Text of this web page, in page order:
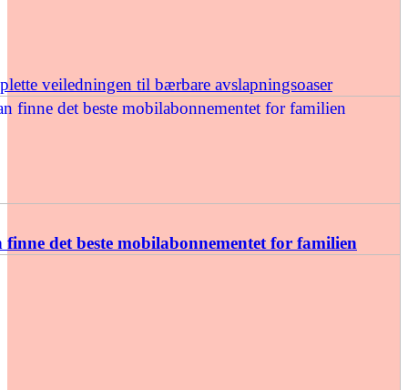
veiledningen til bærbare avslapningsoaser
det beste mobilabonnementet for familien